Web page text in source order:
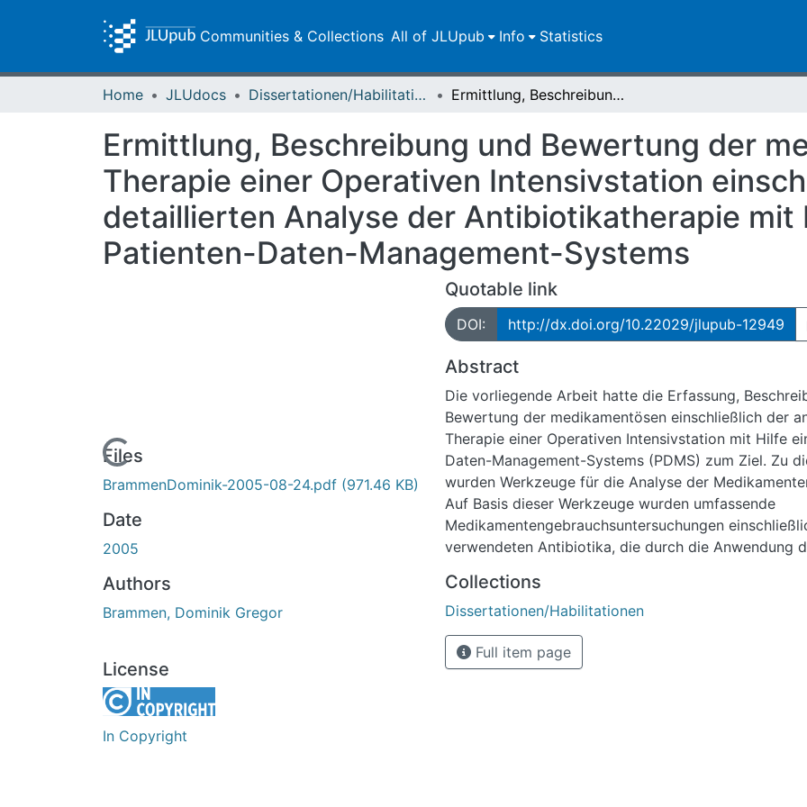
Communities & Collections All of JLUpub Info Statistics
Home JLUdocs Dissertationen/Habilitationen Ermittlung, Beschreibung und Bewertung der medikamentösen Therapie einer Operativen Intensivstation einschließlich der detaillierten Analyse der Antibiotikatherapie mit Hilfe eines Patienten-Daten-Management-Systems
Ermittlung, Beschreibung und Bewertung der
Therapie einer Operativen Intensivstation
detaillierten Analyse der Antibiotikatherapie mit
Patienten-Daten-Management-Systems
Loading...
Files
BrammenDominik-2005-08-24.pdf (971.46 KB)
Date
2005
Authors
Brammen, Dominik Gregor
License
In Copyright
Quotable link
DOI: http://dx.doi.org/10.22029/jlupub-12949
Abstract
Die vorliegende Arbeit hatte die Erfassung,
Bewertung der medikamentösen einschließlich der
Therapie einer Operativen Intensivstation mit Hilfe
Daten-Management-Systems (PDMS) zum Ziel. Zu
wurden Werkzeuge für die Analyse der
Auf Basis dieser Werkzeuge wurden umfassende
Medikamentengebrauchsuntersuchungen
verwendeten Antibiotika, die durch die Anwendung
Defined Daily Doses (DDD) international
durchgeführt. Die Bedeutung von allgemeinen
Antibiotikatherapie auf das Outcome (Sterblichkeit)
wurde durch Methoden aus der Modellierung und
Collections
Dissertationen/Habilitationen
Full item page